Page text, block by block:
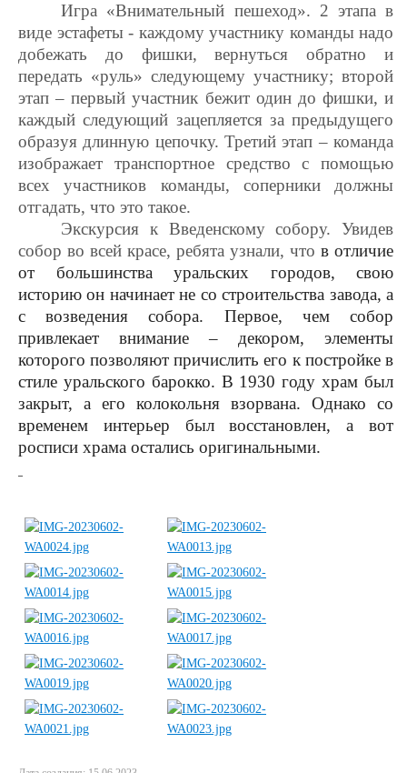
Игра «Внимательный пешеход». 2 этапа в
виде эстафеты - каждому участнику команды надо
добежать до фишки, вернуться обратно и
передать «руль» следующему участнику; второй
этап – первый участник бежит один до фишки, и
каждый следующий зацепляется за предыдущего
образуя длинную цепочку. Третий этап – команда
изображает транспортное средство с помощью
всех участников команды, соперники должны
отгадать, что это такое.
Экскурсия к Введенскому собору. Увидев
собор во всей красе, ребята узнали, что в отличие
от большинства уральских городов, свою
историю он начинает не со строительства завода, а
с возведения собора. Первое, чем собор
привлекает внимание – декором, элементы
которого позволяют причислить его к постройке в
стиле уральского барокко. В 1930 году храм был
закрыт, а его колокольня взорвана. Однако со
временем интерьер был восстановлен, а вот
росписи храма остались оригинальными.